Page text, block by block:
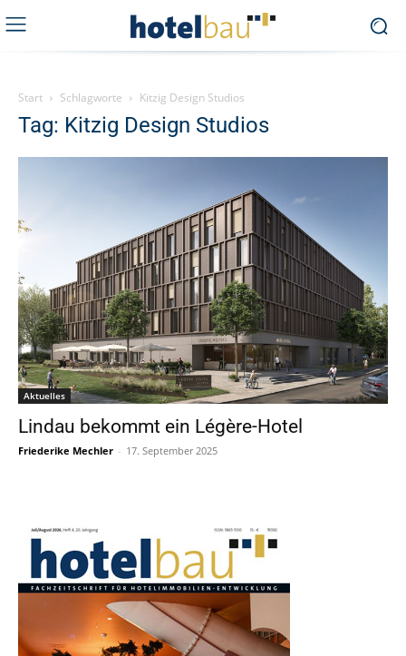
Start Schlagworte Kitzig Design Studios
Tag: Kitzig Design Studios
Aktuelles
Lindau bekommt ein Légère-Hotel
Friederike Mechler - 17. September 2025